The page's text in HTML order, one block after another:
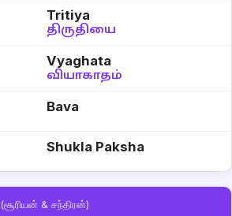
Tritiya
திருதியை
Vyaghata
வியாகாதம்
Bava
Shukla Paksha
(சூரியன் & சந்திரன்)